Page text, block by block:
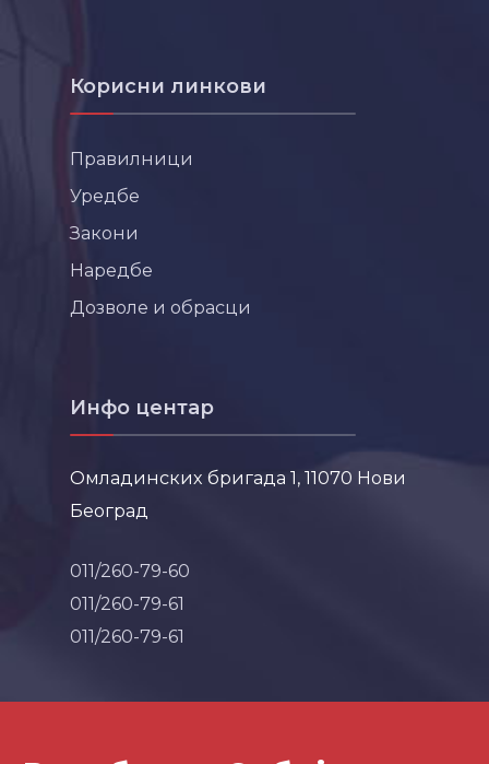
Корисни линкови
Правилници
Уредбе
Закони
Наредбе
Дозволе и обрасци
Инфо центар
Омладинских бригада 1, 11070 Нови
Београд
011/260-79-60
011/260-79-61
011/260-79-61